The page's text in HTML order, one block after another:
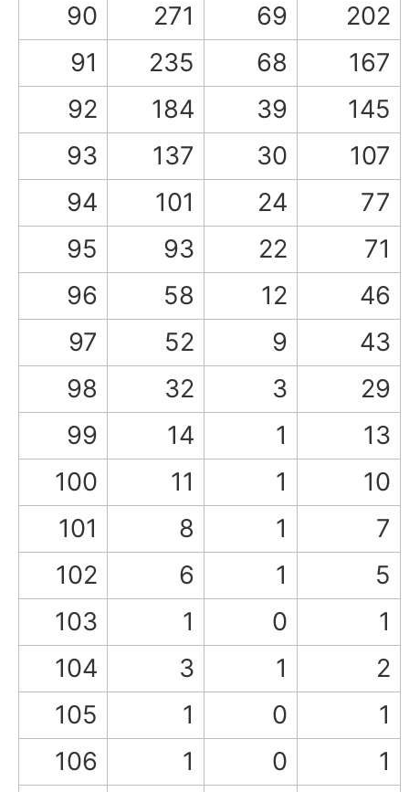
90
271 69
202
91
235 68
167
92
184 39
145
93
137 30
107
94
101 24
77
95
93 22
71
96
58 12
46
97
52 9
43
98
32 3
29
99
14 1
13
100
11 1
10
101
8 1
7
102
6 1
5
103
1 0
1
104
3 1
2
105
1 0
1
106
1 0
1